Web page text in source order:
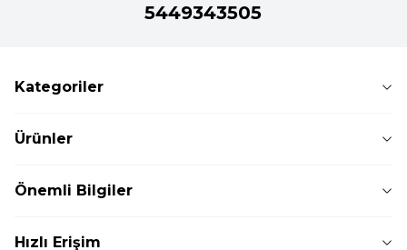
5449343505
Kategoriler
Ürünler
Önemli Bilgiler
Hızlı Erişim